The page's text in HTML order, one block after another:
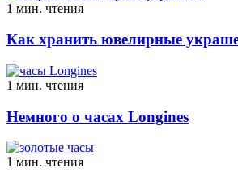
1 мин. чтения
Как хранить ювелирные
1 мин. чтения
Немного о часах Longines
1 мин. чтения